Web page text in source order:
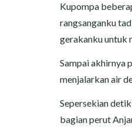
Kupompa
rangsanganku
gerakanku untuk
Sampai akhirnya
menjalarkan air
Sepersekian
bagian perut